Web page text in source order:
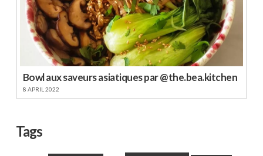
Bowl aux saveurs asiatiques par @the.bea.kitchen
8 APRIL 2022
Tags